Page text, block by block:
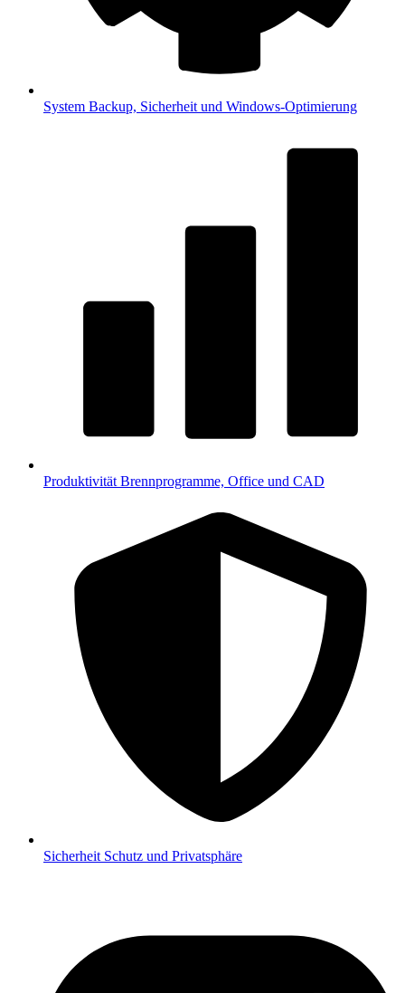
System Backup, Sicherheit und Windows-Optimierung
Produktivität Brennprogramme, Office und CAD
Sicherheit Schutz und Privatsphäre